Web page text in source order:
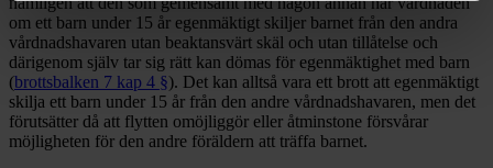
om ett barn under 15 år egenmäktigt skiljer barnet från den andra
vårdnadshavaren utan beaktansvärt skäl och utan tillåtelse och
därigenom själv tar sig rätt kan dömas för egenmäktighet med barn
(brottsbalken 7 kap 4 §). Det kan alltså vara ett brott att egenmäktigt
skilja ett barn under 15 år från den andre vårdnadshavaren, men det
förutsätter då att flytten omöjliggör eller åtminstone försvårar
möjligheten för den andre föräldern att träffa barnet.